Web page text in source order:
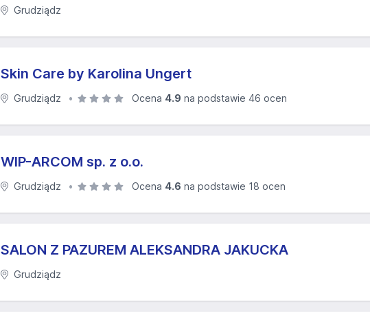
Grudziądz
Skin Care by Karolina Ungert
Grudziądz Ocena 4.9 na podstawie 46 ocen
WIP-ARCOM sp. z o.o.
Grudziądz Ocena 4.6 na podstawie 18 ocen
SALON Z PAZUREM ALEKSANDRA JAKUCKA
Grudziądz